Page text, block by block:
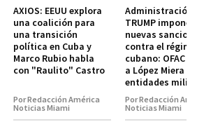
AXIOS: EEUU explora
una coalición para
una transición
política en Cuba y
Marco Rubio habla
con "Raulito" Castro
Por Redacción América
Noticias Miami
Administración
TRUMP impone
nuevas
contra el
cubano: OFAC
a López Miera y
entidades
Por Redacción
Noticias Miami